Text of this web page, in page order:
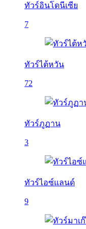
ทัวร์อินโดนีเซีย
7
ทัวร์ไต้หวัน
72
ทัวร์ภูฏาน
3
ทัวร์ไอซ์แลนด์
9